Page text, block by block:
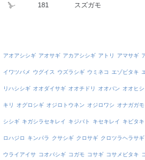
181 スズガモ
アオアシシギ アオサギ アカアシシギ アトリ アマサギ
イワツバメ ウグイス ウズラシギ ウミネコ エゾビタキ
リハシシギ オオダイサギ オオチドリ オオバン オオヒ
キリ オグロシギ オジロトウネン オジロワシ オナガガモ
シシギ キガシラセキレイ キジバト キセキレイ キビタキ
ロハジロ キンパラ クサシギ クロサギ クロツラヘラサギ
ウライアイサ コオバシギ コガモ コサギ コサメビタキ